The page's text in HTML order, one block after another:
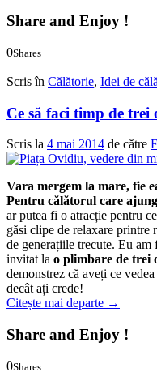
Share and Enjoy !
0Shares
Scris în Călătorie, Idei de
Ce să faci timp de trei
Scris la 4 mai 2014 de către
Vara mergem la mare, fie
Pentru călătorul care
ar putea fi o atracție pentru
găsi clipe de relaxare printre
de generațiile trecute. Eu
invitat la o plimbare de trei
demonstrez că aveți ce
decât ați crede!
Citește mai departe →
Share and Enjoy !
0Shares